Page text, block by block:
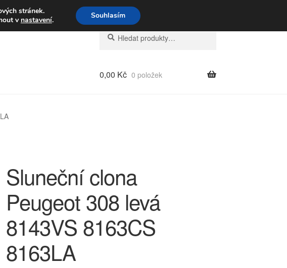
Volejte po-pá 9-16 704 494 494
Hledat:
Hledat
0,00 Kč 0 položek
Sluneční clona
Peugeot 308 levá
8143VS 8163CS
8163LA
stránek.
v nastavení. Souhlasím